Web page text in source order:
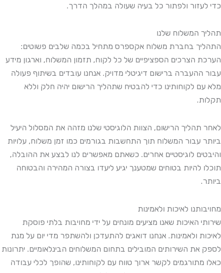
כדי לעזור ולפתור כל בעיה שעולה במהלך הדרך.
תהליך המשלוח שלנו
התהליך בחברת משלוח אקספרס מתחיל בכמה שלבים פשוטים:
הערכת הצרכים הספציפיים של כל לקוח, תזמון המשלוח, וארגון מידע
עבור ההעברה ברישום דיגיטלי מדויק. אנחנו עובדים בשיתוף פעולה
מלא עם לקוחותינו כדי להבטיח שתהליך הרישום יהיה חלק וללא
תקלות.
לאחר תהליך הרישום, הצוות הלוגיסטי שלנו מזהה את המסלול היעיל
ביותר עבור המשלוח תוך התחשבות בגורמים כמו זמן משלוח, עלויות
והיבטים לוגיסטיים אחרים. כשאתם מאפשרים לנו לבצע את ההובלה,
תוכלו להיות בטוחים שמטענך יגיע ליעדו בצורה המהירה והבטוחה
ביותר.
מחויבותנו לאיכות ולאמינות
שירותי האיכות שאנו מציעים מונחים על ידי מחויבות בלתי פוסקת
לאיכות ולאמינות. אנחנו דואגים להתעדכן ולהשתפר מדי יום על מנת
לספק את השירותים המובילים בתחום המשלוחים הבינלאומיים. יתרונות
כאלו מתורגמים לקשר ארוך טווח עם לקוחותינו, שהופך לכלי עבודה